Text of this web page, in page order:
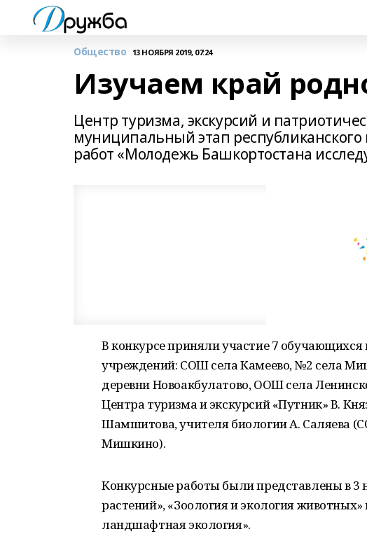
Общество 13 НОЯБРЯ 2019, 07:24
Изучаем край
Центр туризма, экскурсий и
муниципальный этап республиканского
работ «Молодежь Башкортостана
В конкурсе приняли участие 7 обучающихся
учреждений: СОШ села Камеево, №2 села
деревни Новоакбулатово, ООШ села
Центра туризма и экскурсий «Путник» В.
Шамшитова, учителя биологии А. Саляева
Мишкино).
Конкурсные работы были представлены в 3
растений», «Зоология и экология
ландшафтная экология».